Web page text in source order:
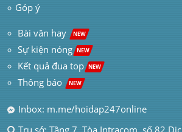
Góp ý
Bài văn hay NEW
Sự kiện nóng NEW
Kết quả đua top NEW
Thông báo NEW
Inbox: m.me/hoidap247online
Trụ sở: Tầng 7, Tòa Intracom, số 82